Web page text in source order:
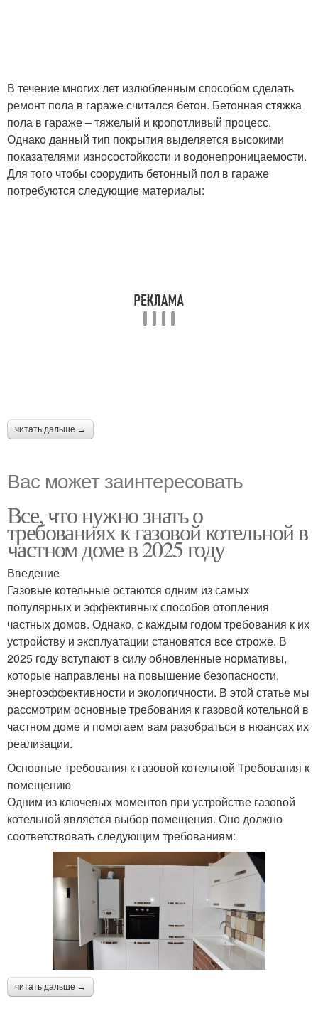
В течение многих лет излюбленным способом сделать
ремонт пола в гараже считался бетон. Бетонная стяжка
пола в гараже – тяжелый и кропотливый процесс.
Однако данный тип покрытия выделяется высокими
показателями износостойкости и водонепроницаемости.
Для того чтобы соорудить бетонный пол в гараже
потребуются следующие материалы:
читать дальше →
Вас может заинтересовать
Все, что нужно знать о
требованиях к газовой котельной в
частном доме в 2025 году
Введение
Газовые котельные остаются одним из самых
популярных и эффективных способов отопления
частных домов. Однако, с каждым годом требования к их
устройству и эксплуатации становятся все строже. В
2025 году вступают в силу обновленные нормативы,
которые направлены на повышение безопасности,
энергоэффективности и экологичности. В этой статье мы
рассмотрим основные требования к газовой котельной в
частном доме и помогаем вам разобраться в нюансах их
реализации.
Основные требования к газовой котельной Требования к
помещению
Одним из ключевых моментов при устройстве газовой
котельной является выбор помещения. Оно должно
соответствовать следующим требованиям:
читать дальше →